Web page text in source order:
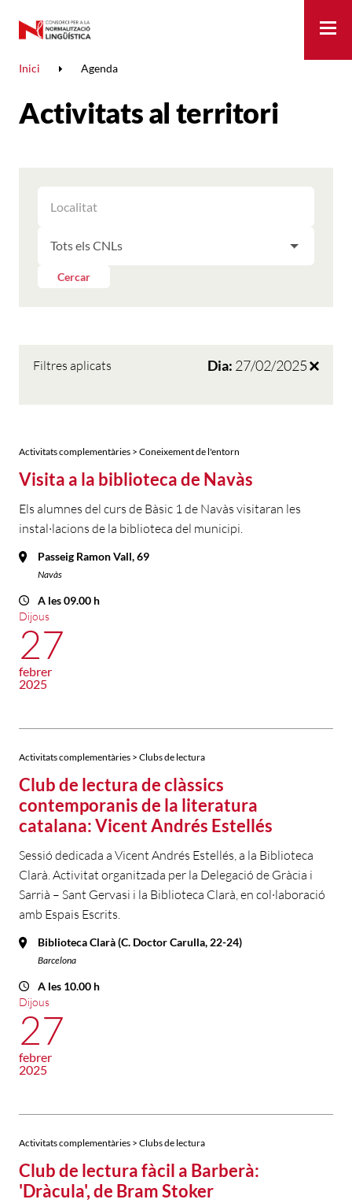
Inici Agenda
Activitats al territori
ELS
RESULTATS
LES
PER
LES
Cercar
Filtres aplicats Dia: 27/02/2025
Activitats complementàries > Coneixement de l'entorn
Visita a la biblioteca de Navàs
Els alumnes del curs de Bàsic 1 de Navàs visitaran les
instal·lacions de la biblioteca del municipi.
Passeig Ramon Vall, 69
Navàs
A les 09.00 h
Dijous
27
febrer
2025
Activitats complementàries > Clubs de lectura
Club de lectura de clàssics
contemporanis de la literatura
catalana: Vicent Andrés Estellés
Sessió dedicada a Vicent Andrés Estellés, a la Biblioteca
Clarà. Activitat organitzada per la Delegació de Gràcia i
Sarrià – Sant Gervasi i la Biblioteca Clarà, en col·laboració
amb Espais Escrits.
Biblioteca Clarà (C. Doctor Carulla, 22-24)
Barcelona
A les 10.00 h
Dijous
27
febrer
2025
Activitats complementàries > Clubs de lectura
Club de lectura fàcil a Barberà:
'Dràcula', de Bram Stoker